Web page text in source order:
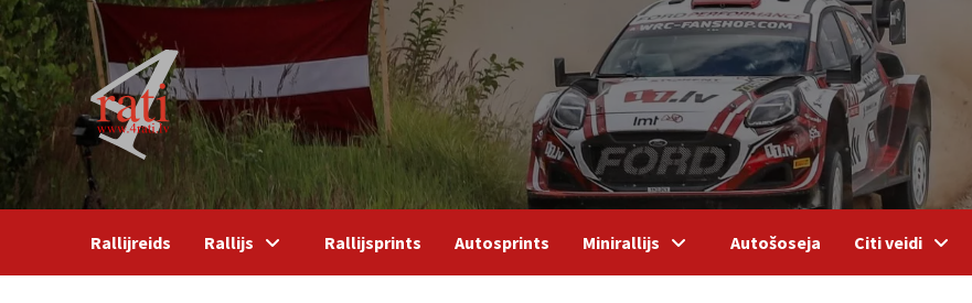
Skip
to
content
Rallijreids Rallijs Rallijsprints Autosprints Minirallijs Autošoseja Citi veidi